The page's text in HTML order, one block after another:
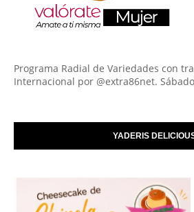
Programa Radial de Variedades con
Internacional por @extra86net.
YADERIS